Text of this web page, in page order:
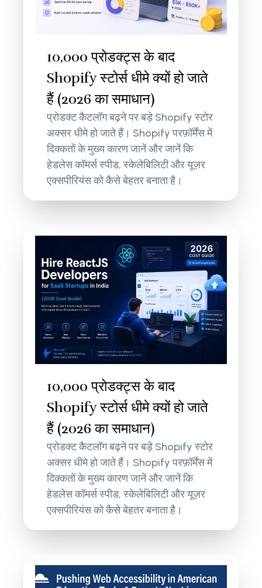
10,000 प्रोडक्ट्स के बाद
Shopify स्टोर्स धीमे क्यों हो जाते
हैं (2026 का समाधान)
प्रोडक्ट कैटलॉग बढ़ने पर बड़े Shopify स्टोर
अक्सर धीमे हो जाते हैं। Shopify परफ़ॉर्मेंस में
दिक्कतों के मुख्य कारण जानें और जानें कि
हेडलेस कॉमर्स स्पीड, स्केलेबिलिटी और यूज़र
एक्सपीरियंस को कैसे बेहतर बनाता है।
10,000 प्रोडक्ट्स के बाद
Shopify स्टोर्स धीमे क्यों हो जाते
हैं (2026 का समाधान)
प्रोडक्ट कैटलॉग बढ़ने पर बड़े Shopify स्टोर
अक्सर धीमे हो जाते हैं। Shopify परफ़ॉर्मेंस में
दिक्कतों के मुख्य कारण जानें और जानें कि
हेडलेस कॉमर्स स्पीड, स्केलेबिलिटी और यूज़र
एक्सपीरियंस को कैसे बेहतर बनाता है।